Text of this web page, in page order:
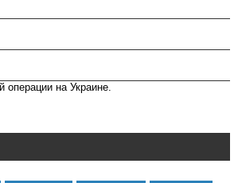
операции на Украине.